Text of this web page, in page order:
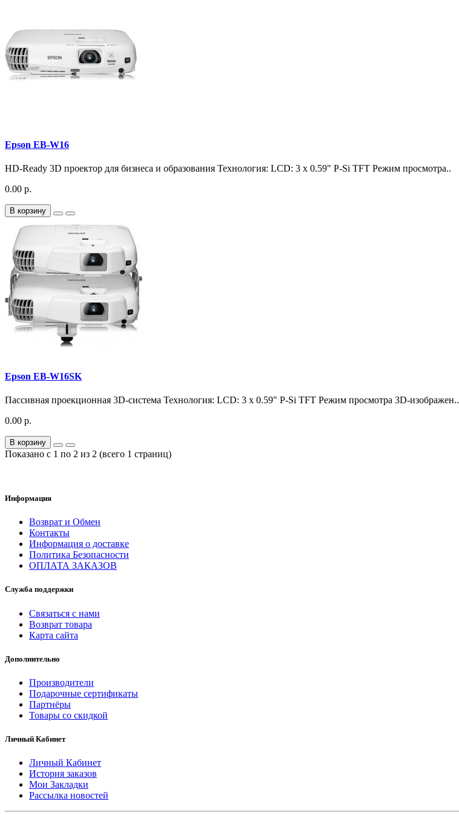
Epson EB-W16
HD-Ready 3D проектор для бизнеса и образования Технология: LCD: 3 х 0.59" P-Si TFT Режим просмотра..
0.00 р.
В корзину
Epson EB-W16SK
Пассивная проекционная 3D-система Технология: LCD: 3 х 0.59" P-Si TFT Режим просмотра 3D-изображен..
0.00 р.
В корзину
Показано с 1 по 2 из 2 (всего 1 страниц)
Информация
Возврат и Обмен
Контакты
Информация о доставке
Политика Безопасности
ОПЛАТА ЗАКАЗОВ
Служба поддержки
Связаться с нами
Возврат товара
Карта сайта
Дополнительно
Производители
Подарочные сертификаты
Партнёры
Товары со скидкой
Личный Кабинет
Личный Кабинет
История заказов
Мои Закладки
Рассылка новостей